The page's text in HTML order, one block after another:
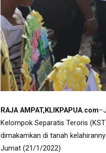
RAJA AMPAT,KLIKPAPUA.com
Kelompok Separatis Teroris
dimakamkan di tanah
Jumat (21/1/2022)